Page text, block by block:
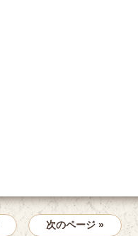
次のページ »